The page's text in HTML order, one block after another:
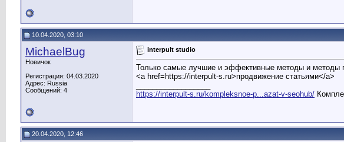
10.04.2020, 03:10
MichaelBug
Новичок
Регистрация: 04.03.2020
Адрес: Russia
Сообщений: 4
interpult studio
Только самые лучшие и эффективные методы и методы
<a href=https://interpult-s.ru>продвижение статьями</a>
https://interpult-s.ru/kompleksnoe-p...azat-v-seohub/
20.04.2020, 12:46